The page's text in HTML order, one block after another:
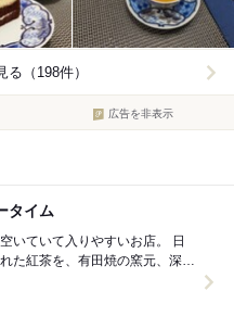
（198件）
広告を非表示
タイム
ていて入りやすいお店。 日
た紅茶を、有田焼の窯元、深川